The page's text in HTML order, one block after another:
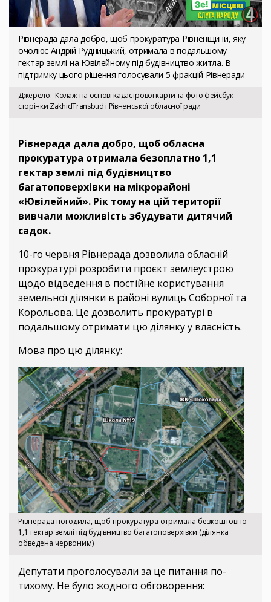
Рівнерада дала добро, щоб прокуратура Рівненщини, яку
очолює Андрій Рудницький, отримала в подальшому
гектар землі на Ювілейному під будівництво житла. В
підтримку цього рішення голосували 5 фракцій Рівнеради
Джерело Колаж на основі кадастрової карти та фото фейсбук-
сторінки ZakhidTransbud і Рівненської обласної ради
Рівнерада дала добро, щоб обласна
прокуратура отримала безоплатно 1,1
гектар землі під будівництво
багатоповерхівки на мікрорайоні
«Ювілейний». Рік тому на цій території
вивчали можливість збудувати дитячий
садок.
10-го червня Рівнерада дозволила обласній
прокуратурі розробити проєкт землеустрою
щодо відведення в постійне користування
земельної ділянки в районі вулиць Соборної та
Корольова. Це дозволить прокуратурі в
подальшому отримати цю ділянку у власність.
Мова про цю ділянку:
Рівнерада погодила, щоб прокуратура отримала безкоштовно
1,1 гектар землі під будівництво багатоповерхівки (ділянка
обведена червоним)
Депутати проголосували за це питання по-
тихому. Не було жодного обговорення: